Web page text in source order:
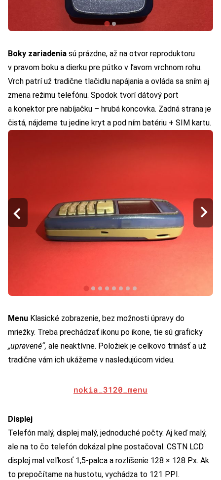
Boky zariadenia sú prázdne, až na otvor reproduktoru
v pravom boku a dierku pre pútko v ľavom vrchnom rohu.
Vrch patrí už tradične tlačidlu napájania a ovláda sa sním aj
zmena režimu telefónu. Spodok tvorí dátový port
a konektor pre nabíjačku – hrubá koncovka. Zadná strana je
čistá, nájdeme tu jedine kryt a pod ním batériu + SIM kartu.
Menu Klasické zobrazenie, bez možnosti úpravy do
mriežky. Treba prechádzať ikonu po ikone, tie sú graficky
„upravené“, ale neaktívne. Položiek je celkovo trinásť a už
tradične vám ich ukážeme v nasledujúcom videu.
nokia_3120_menu
Displej
Telefón malý, displej malý, jednoduché počty. Aj keď malý,
ale na to čo telefón dokázal plne postačoval. CSTN LCD
displej mal veľkosť 1,5-palca a rozlíšenie 128 × 128 Px. Ak
to prepočítame na hustotu, vychádza to 121 PPI.